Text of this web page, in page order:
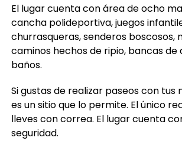
El lugar cuenta con área de ocho
cancha polideportiva, juegos
churrasqueras, senderos boscosos,
caminos hechos de ripio, bancas de
baños.
Si gustas de realizar paseos con tus
es un sitio que lo permite. El único
lleves con correa. El lugar cuenta
seguridad.